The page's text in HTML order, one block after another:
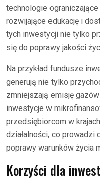
technologie
rozwijające edukację i
tych inwestycji nie tylko
się do poprawy jakości
Na przykład fundusze
generują nie tylko
zmniejszają emisję
inwestycje w
przedsiębiorcom w
działalności, co
poprawy warunków życia
Korzyści dla